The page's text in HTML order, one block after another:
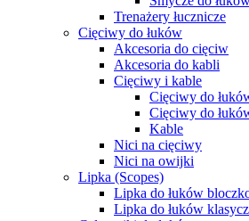
Trenażery łucznicze
Cięciwy do łuków
Akcesoria do cięciw
Akcesoria do kabli
Cięciwy i kable
Cięciwy do
Cięciwy do
Kable
Nici na cięciwy
Nici na owijki
Lipka (Scopes)
Lipka do łuków
Lipka do łuków